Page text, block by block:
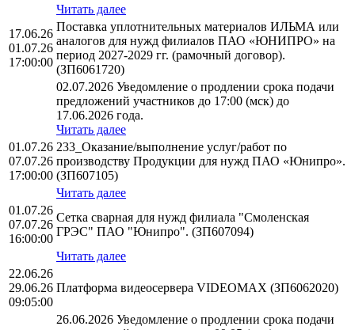
Читать далее
17.06.26
01.07.26
17:00:00
Поставка уплотнительных материалов ИЛЬМА или
аналогов для нужд филиалов ПАО «ЮНИПРО» на
период 2027-2029 гг. (рамочный договор).
(ЗП6061720)
02.07.2026 Уведомление о продлении срока подачи
предложений участников до 17:00 (мск) до
17.06.2026 года.
Читать далее
01.07.26
07.07.26
17:00:00
233_Оказание/выполнение услуг/работ по
производству Продукции для нужд ПАО «Юнипро».
(ЗП607105)
Читать далее
01.07.26
07.07.26
16:00:00
Сетка сварная для нужд филиала "Смоленская
ГРЭС" ПАО "Юнипро". (ЗП607094)
Читать далее
22.06.26
29.06.26
09:05:00
Платформа видеосервера VIDEOMAX (ЗП6062020)
26.06.2026 Уведомление о продлении срока подачи